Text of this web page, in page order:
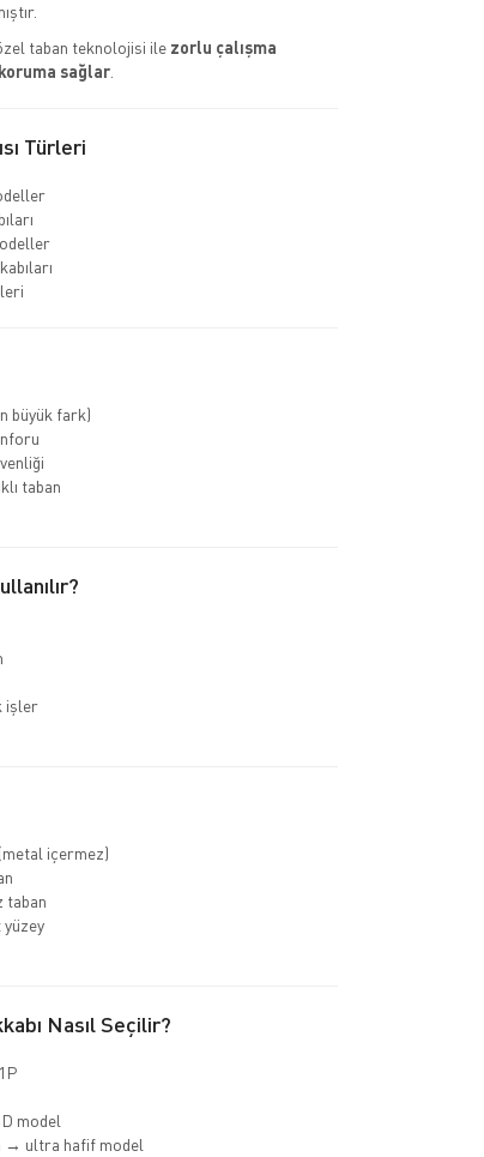
taban teknolojisi ile zorlu çalışma
sağlar.
Türleri
büyük fark)
taban
işler
içermez)
taban
Nasıl Seçilir?
model
→ ultra hafif model